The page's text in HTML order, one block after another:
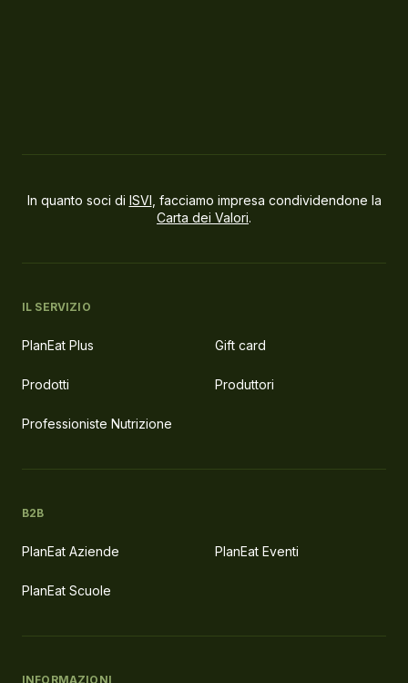
In quanto soci di ISVI , facciamo impresa condividendone la
Carta dei Valori.
IL SERVIZIO
PlanEat Plus Gift card
Prodotti Produttori
Professioniste Nutrizione
B2B
PlanEat Aziende PlanEat Eventi
PlanEat Scuole
INFORMAZIONI